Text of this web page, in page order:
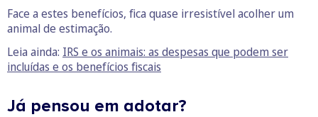
Face a estes benefícios, fica quase irresistível acolher um
animal de estimação.
Leia ainda: IRS e os animais: as despesas que podem ser
incluídas e os benefícios fiscais
Já pensou em adotar?